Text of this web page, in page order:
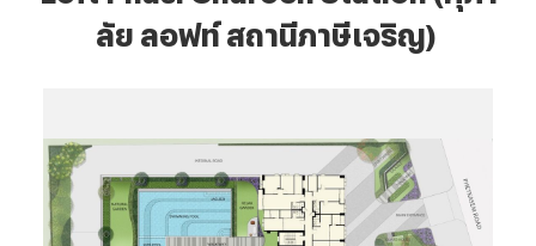
ลัย ลอฟท์ สถานีภาษีเจริญ)